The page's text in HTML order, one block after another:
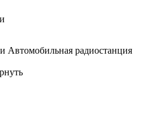
Автомобильная радиостанция